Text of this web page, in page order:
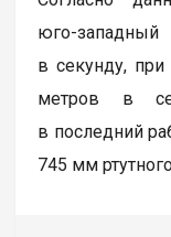
юго-западный
в секунду,
метров в
в последний
745 мм